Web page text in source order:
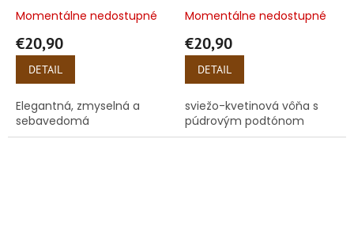
Momentálne nedostupné
€20,90
DETAIL
Elegantná, zmyselná a
sebavedomá
Momentálne nedostupné
€20,90
DETAIL
sviežo-kvetinová vôňa s
púdrovým podtónom